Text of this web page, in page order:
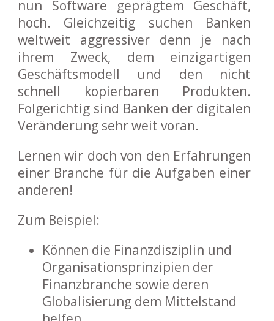
nun Software geprägtem Geschäft,
hoch. Gleichzeitig suchen Banken
weltweit aggressiver denn je nach
ihrem Zweck, dem einzigartigen
Geschäftsmodell und den nicht
schnell kopierbaren Produkten.
Folgerichtig sind Banken der digitalen
Veränderung sehr weit voran.
Lernen wir doch von den Erfahrungen
einer Branche für die Aufgaben einer
anderen!
Zum Beispiel:
Können die Finanzdisziplin und
Organisationsprinzipien der
Finanzbranche sowie deren
Globalisierung dem Mittelstand